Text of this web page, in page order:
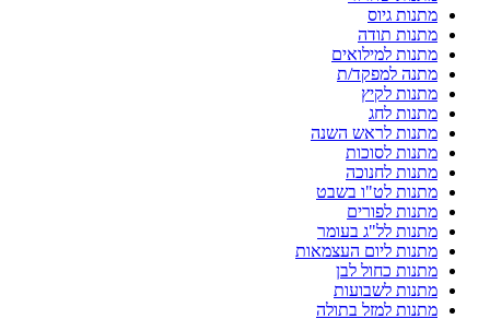
מתנות גיוס
מתנות תודה
מתנות למילואים
מתנה למפקד/ת
מתנות לקיץ
מתנות לחג
מתנות לראש השנה
מתנות לסוכות
מתנות לחנוכה
מתנות לט"ו בשבט
מתנות לפורים
מתנות לל"ג בעומר
מתנות ליום העצמאות
מתנות כחול לבן
מתנות לשבועות
מתנות למזל בתולה